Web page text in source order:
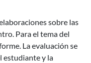
sobre las
Para el tema del
La evaluación se
estudiante y la